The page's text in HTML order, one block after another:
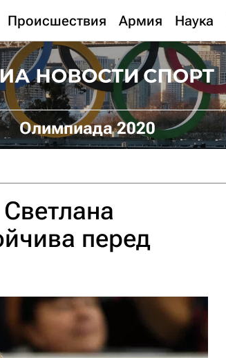
Происшествия Армия Наука
Олимпиада 2020
перед